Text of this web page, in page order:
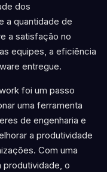
dos
a quantidade de
a satisfação no
equipes, a eficiência
entregue.
foi um passo
uma ferramenta
de engenharia e
a produtividade
Com uma
produtividade, o